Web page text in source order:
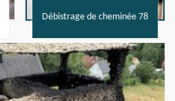
Débistrage de cheminée 78